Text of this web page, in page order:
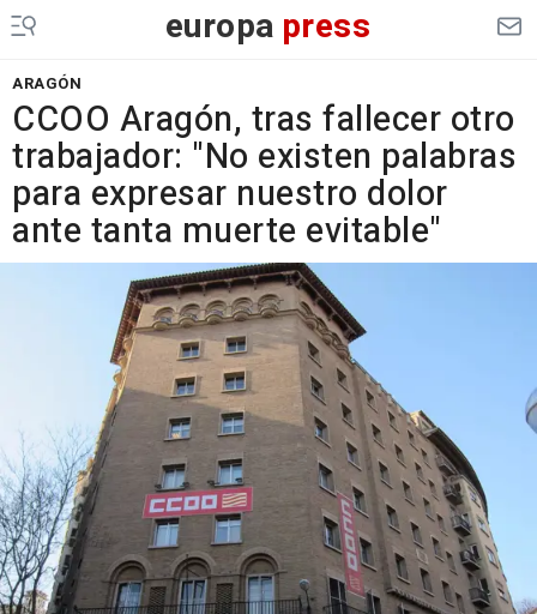
europa press
ARAGÓN
CCOO Aragón, tras fallecer otro
trabajador: "No existen palabras
para expresar nuestro dolor
ante tanta muerte evitable"